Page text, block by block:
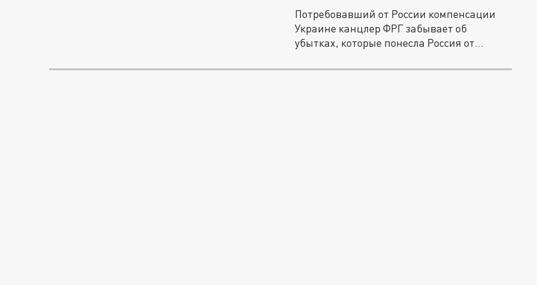
Потребовавший от России компенсации
Украине канцлер ФРГ забывает об
убытках, которые понесла Россия от